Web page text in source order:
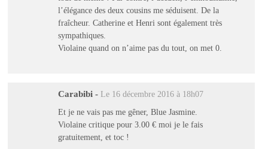
l’élégance des deux cousins me séduisent. De la
fraîcheur. Catherine et Henri sont également très
sympathiques.
Violaine quand on n’aime pas du tout, on met 0.
Carabibi - Le 16 décembre 2016 à 18h07
Et je ne vais pas me gêner, Blue Jasmine.
Violaine critique pour 3.00 € moi je le fais
gratuitement, et toc !